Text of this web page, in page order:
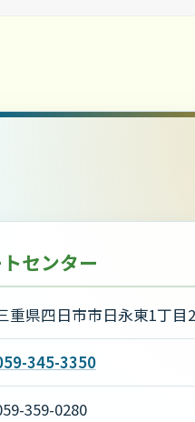
センター
重県四日市市日永東1丁目
345-3350
359-0280